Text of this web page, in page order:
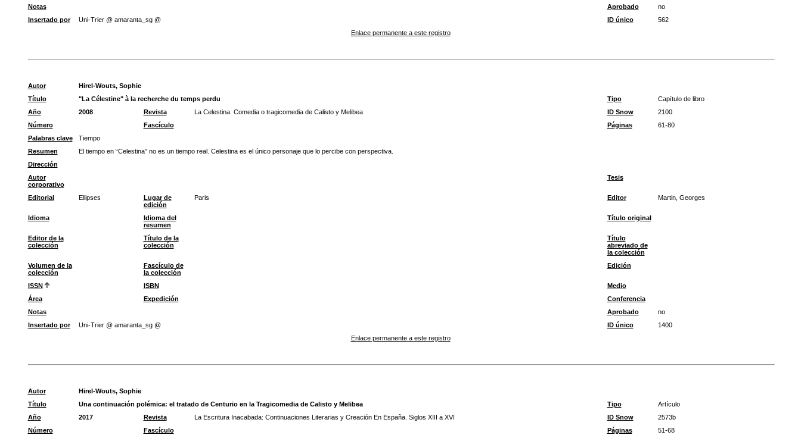
Notas
Aprobado
no
Insertado por
Uni-Trier @ amaranta_sg @ ID único
562
Enlace permanente a este registro
Autor
Hirel-Wouts, Sophie
Título
"La Célestine" à la recherche du temps perdu Tipo
Capítulo de libro
Año
2008 Revista La Celestina. Comedia o tragicomedia de Calisto y Melibea ID Snow
2100
Número
Fascículo Páginas
61-80
Palabras clave
Tiempo
Resumen
El tiempo en “Celestina” no es un tiempo real. Celestina es el único personaje que lo percibe con perspectiva.
Dirección
Autor
corporativo
Tesis
Editorial Ellipses
Lugar de
edición
Paris Editor Martin, Georges
Idioma
Idioma del
resumen
Título original
Editor de la
colección
Título de la
colección
Título
abreviado de
la colección
Volumen de la
colección
Fascículo de
la colección
Edición
ISSN ISBN
Medio
Área
Expedición
Conferencia
Notas
Aprobado
no
Insertado por
Uni-Trier @ amaranta_sg @ ID único
1400
Enlace permanente a este registro
Autor
Hirel-Wouts, Sophie
Título
Una continuación polémica: el tratado de Centurio en la Tragicomedia de Calisto y Melibea Tipo
Artículo
Año
2017 Revista La Escritura Inacabada: Continuaciones Literarias y Creación En España. Siglos XIII a XVI ID Snow
2573b
Número
Fascículo Páginas 51-68